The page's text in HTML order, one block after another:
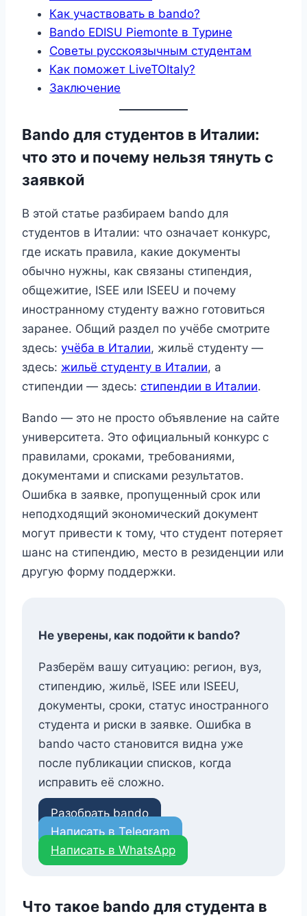
Как участвовать в bando?
Bando EDISU Piemonte в Турине
Советы русскоязычным студентам
Как поможет LiveTOItaly?
Заключение
Bando для студентов в Италии:
что это и почему нельзя тянуть с
заявкой
В этой статье разбираем bando для
студентов в Италии: что означает конкурс,
где искать правила, какие документы
обычно нужны, как связаны стипендия,
общежитие, ISEE или ISEEU и почему
иностранному студенту важно готовиться
заранее. Общий раздел по учёбе смотрите
здесь: учёба в Италии, жильё студенту —
здесь: жильё студенту в Италии, а
стипендии — здесь: стипендии в Италии.
Bando — это не просто объявление на сайте
университета. Это официальный конкурс с
правилами, сроками, требованиями,
документами и списками результатов.
Ошибка в заявке, пропущенный срок или
неподходящий экономический документ
могут привести к тому, что студент потеряет
шанс на стипендию, место в резиденции или
другую форму поддержки.
Не уверены, как подойти к bando?
Разберём вашу ситуацию: регион, вуз,
стипендию, жильё, ISEE или ISEEU,
документы, сроки, статус иностранного
студента и риски в заявке. Ошибка в
bando часто становится видна уже
после публикации списков, когда
исправить её сложно.
Разобрать bando
Написать в Telegram
Написать в WhatsApp
Что такое bando для студента в